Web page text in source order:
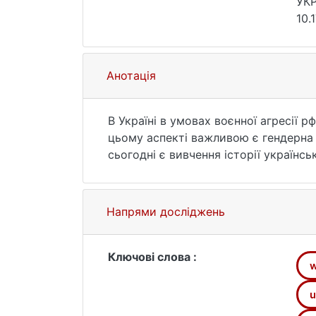
Анотація
В Україні в умовах воєнної агресії
цьому аспекті важливою є гендерна
сьогодні є вивчення історії
відзначають вчені, жінки зробили
українському національно-
українських жінок в українському
найзагадковіших постатей
націоналістів (бандерівців) у м.
боротьби Української
і УПА, подвійного агента,
боротьбою за побудову незалежної
Напрями досліджень
Ключові слова :